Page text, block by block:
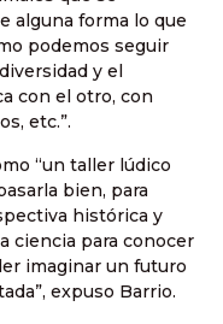
alguna forma lo que
podemos seguir
y el
con el otro, con
etc.”.
“un taller lúdico
bien, para
histórica y
ciencia para conocer
imaginar un futuro
expuso Barrio.